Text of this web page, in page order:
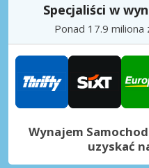
Specjaliści w
Ponad 17.9
Wynajem
uzyskać